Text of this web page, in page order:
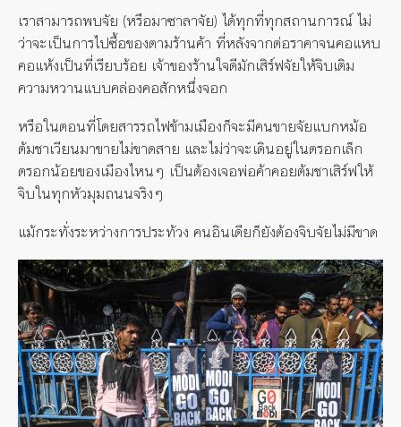
เราสามารถพบจัย (หรือมาซาลาจัย) ได้ทุกที่ทุกสถานการณ์ ไม่
ว่าจะเป็นการไปซื้อของตามร้านค้า ที่หลังจากต่อราคาจนคอแหบ
คอแห้งเป็นที่เรียบร้อย เจ้าของร้านใจดีมักเสิร์ฟจัยให้จิบเติม
ความหวานแบบคล่องคอสักหนึ่งจอก
หรือในตอนที่โดยสารรถไฟข้ามเมืองก็จะมีคนขายจัยแบกหม้อ
ต้มชาเวียนมาขายไม่ขาดสาย และไม่ว่าจะเดินอยู่ในตรอกเล็ก
ตรอกน้อยของเมืองไหนๆ เป็นต้องเจอพ่อค้าคอยต้มชาเสิร์ฟให้
จิบในทุกหัวมุมถนนจริงๆ
แม้กระทั่งระหว่างการประท้วง คนอินเดียก็ยังต้องจิบจัยไม่มีขาด